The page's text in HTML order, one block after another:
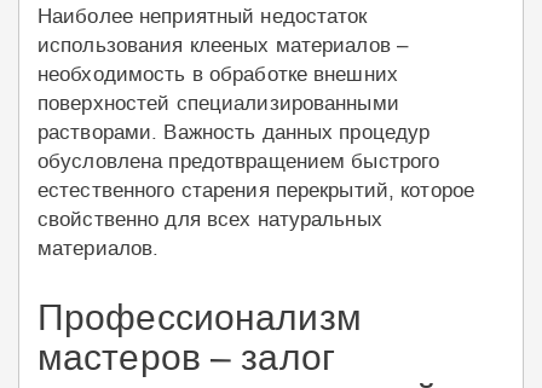
Наиболее неприятный недостаток
использования клееных материалов –
необходимость в обработке внешних
поверхностей специализированными
растворами. Важность данных процедур
обусловлена предотвращением быстрого
естественного старения перекрытий, которое
свойственно для всех натуральных
материалов.
Профессионализм
мастеров – залог